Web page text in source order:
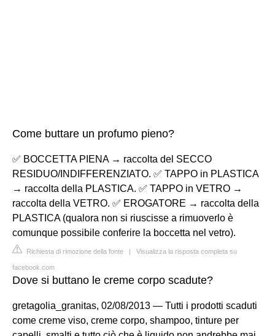
Come buttare un profumo pieno?
✅ BOCCETTA PIENA → raccolta del SECCO
RESIDUO/INDIFFERENZIATO. ✅ TAPPO in PLASTICA
→ raccolta della PLASTICA. ✅ TAPPO in VETRO →
raccolta della VETRO. ✅ EROGATORE → raccolta della
PLASTICA (qualora non si riuscisse a rimuoverlo è
comunque possibile conferire la boccetta nel vetro).
Richiesta di rimozione della fonte | Visualizza la risposta completa su
facebook.com
Dove si buttano le creme corpo scadute?
gretagolia_granitas, 02/08/2013 — Tutti i prodotti scaduti
come creme viso, creme corpo, shampoo, tinture per